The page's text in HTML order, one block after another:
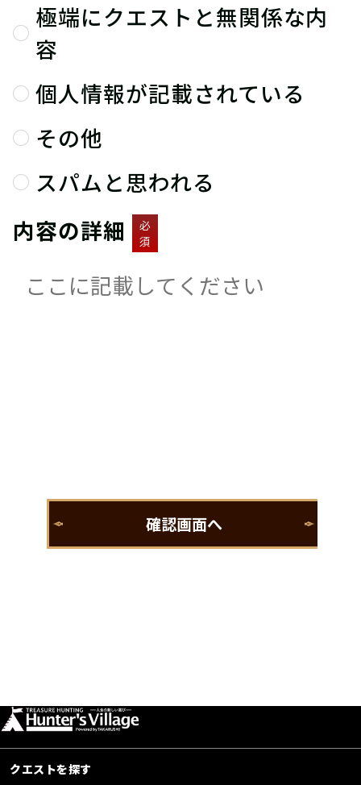
極端にクエストと無関係な内
容
個人情報が記載されている
その他
スパムと思われる
内容の詳細
必
須
クエストを探す